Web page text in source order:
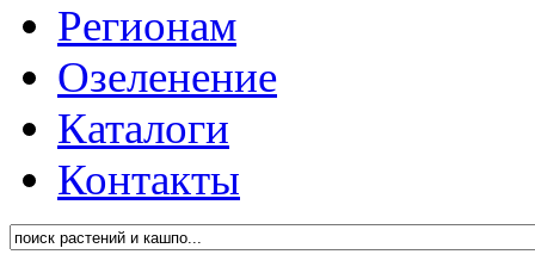
Регионам
Озеленение
Каталоги
Контакты